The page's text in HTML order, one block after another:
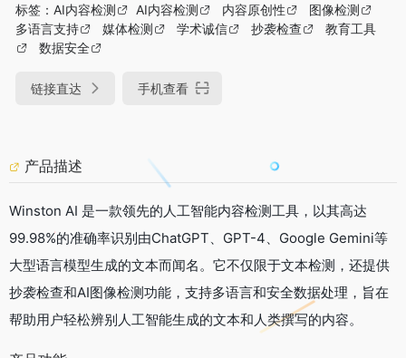
标签： AI内容检测 AI内容检测 内容原创性
图像检测
多语言支持
媒体检测 学术诚信 抄袭检查
教育工具
数据安全
链接直达 手机查看
产品描述
Winston AI 是一款领先的人工智能内容检测工具，以其高达
99.98%的准确率识别由ChatGPT、GPT-4、Google Gemini等
大型语言模型生成的文本而闻名。它不仅限于文本检测，还提供
抄袭检查和AI图像检测功能，支持多语言和安全数据处理，旨在
帮助用户轻松辨别人工智能生成的文本和人类撰写的内容。